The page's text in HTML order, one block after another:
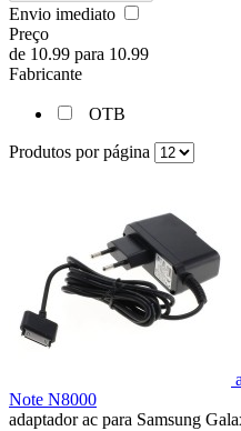
Envio imediato
Preço
de 10.99 para 10.99
Fabricante
OTB
Produtos por página
Note N8000
adaptador ac para Samsung